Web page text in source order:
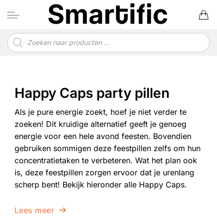
naar
Producten
zoeken
Happy Caps party pillen
Als je pure energie zoekt, hoef je niet verder te
zoeken! Dit kruidige alternatief geeft je genoeg
energie voor een hele avond feesten. Bovendien
gebruiken sommigen deze feestpillen zelfs om hun
concentratietaken te verbeteren. Wat het plan ook
is, deze feestpillen zorgen ervoor dat je urenlang
scherp bent! Bekijk hieronder alle Happy Caps.
Lees meer